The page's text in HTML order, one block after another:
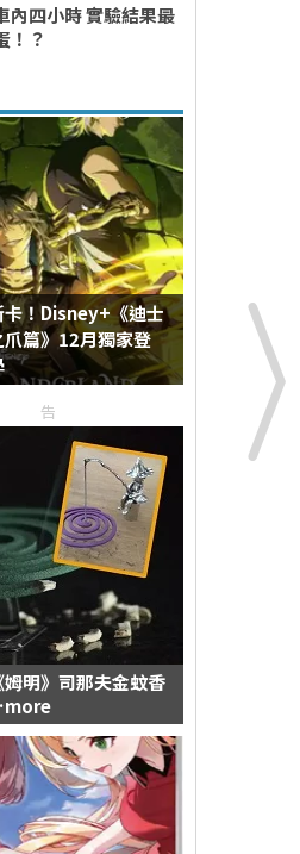
內四小時 實驗結果最
！？
卡！Disney+《迪士
篇》12月獨家登
告
明》司那夫金蚊香